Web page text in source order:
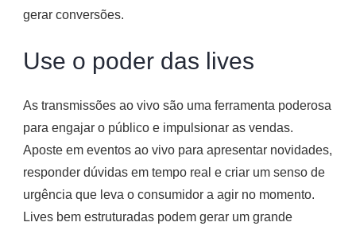
gerar conversões.
Use o poder das lives
As transmissões ao vivo são uma ferramenta poderosa
para engajar o público e impulsionar as vendas.
Aposte em eventos ao vivo para apresentar novidades,
responder dúvidas em tempo real e criar um senso de
urgência que leva o consumidor a agir no momento.
Lives bem estruturadas podem gerar um grande